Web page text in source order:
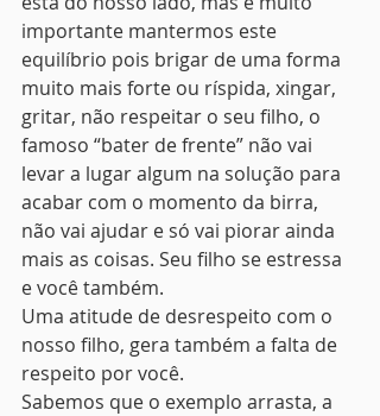
importante mantermos este
equilíbrio pois brigar de uma forma
muito mais forte ou ríspida, xingar,
gritar, não respeitar o seu filho, o
famoso “bater de frente” não vai
levar a lugar algum na solução para
acabar com o momento da birra,
não vai ajudar e só vai piorar ainda
mais as coisas. Seu filho se estressa
e você também.
Uma atitude de desrespeito com o
nosso filho, gera também a falta de
respeito por você.
Sabemos que o exemplo arrasta, a